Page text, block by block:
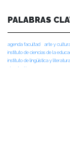
PALABRAS
agenda facultad arte y
instituto de ciencias de la
instituto de lingüística y literatura
vinculación